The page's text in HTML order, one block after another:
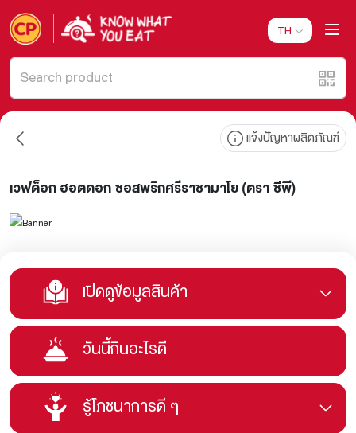
TH
แจ้งปัญหาผลิตภัณฑ์
เวฟด็อก ฮอตดอก ซอสพริกศรีราชามาโย (ตรา ซีพี)
เปิดดูข้อมูลสินค้า
วันนี้กินอะไรดี
รู้โภชนาการดี ๆ